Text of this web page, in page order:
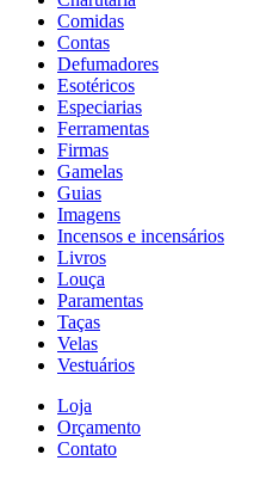
Comidas
Contas
Defumadores
Esotéricos
Especiarias
Ferramentas
Firmas
Gamelas
Guias
Imagens
Incensos e incensários
Livros
Louça
Paramentas
Taças
Velas
Vestuários
Loja
Orçamento
Contato